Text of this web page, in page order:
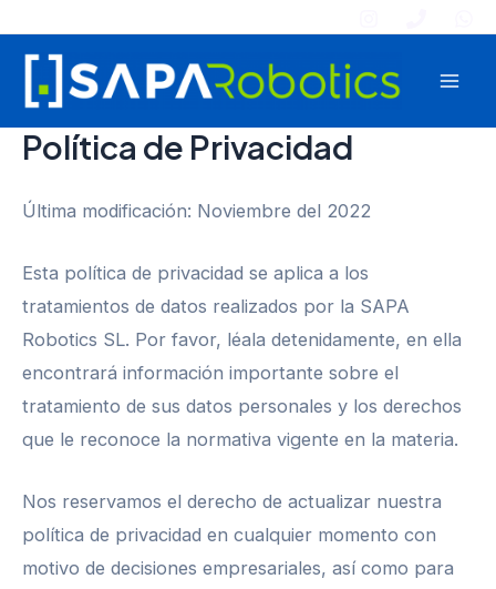
contenido
Política de Privacidad
Última modificación: Noviembre del 2022
Esta política de privacidad se aplica a los
tratamientos de datos realizados por la SAPA
Robotics SL. Por favor, léala detenidamente, en ella
encontrará información importante sobre el
tratamiento de sus datos personales y los derechos
que le reconoce la normativa vigente en la materia.
Nos reservamos el derecho de actualizar nuestra
política de privacidad en cualquier momento con
motivo de decisiones empresariales, así como para